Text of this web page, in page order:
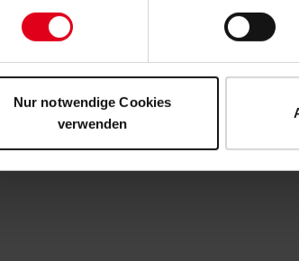
Nur notwendige Cookies
verwenden